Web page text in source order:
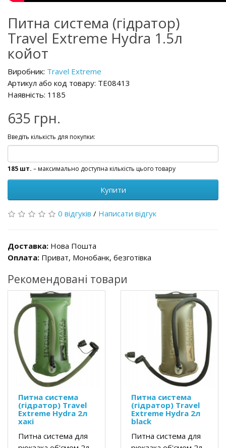
Питна система (гідратор)
Travel Extreme Hydra 1.5л
койот
Виробник: Travel Extreme
Артикул або код товару: TE08413
Наявність: 1185
635 грн.
Введіть кількість для покупки:
185 шт. – максимально доступна кількість цього товару
Купити
0 відгуків / Написати відгук
Доставка: Нова Пошта
Оплата: Приват, Монобанк, безготівка
Рекомендовані товари
Питна система
(гідратор) Travel
Extreme Hydra 2л
хакі
Питна система для
Питна система
(гідратор) Travel
Extreme Hydra 2л
black
Питна система для